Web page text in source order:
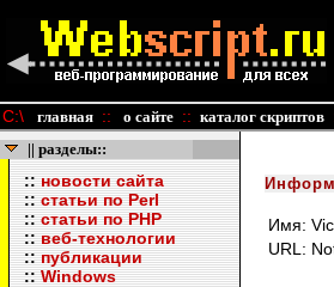
C:\ главная :: о сайте :: каталог скриптов
|| разделы::
::новости сайта
::статьи по Perl
::статьи по PHP
::веб-технологии
::публикации
::Windows
Имя:
URL: